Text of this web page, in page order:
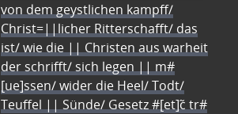
von dem geystlichen kampff/
Christ=||licher Ritterschafft/ das
ist/ wie die || Christen aus warheit
der schrifft/ sich legen || m#
[ue]ssen/ wider die Heel/ Todt/
Teuffel || Sünde/ Gesetz #[et]c̃ tr#